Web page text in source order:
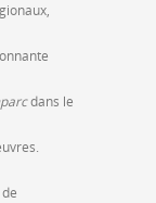
dans le